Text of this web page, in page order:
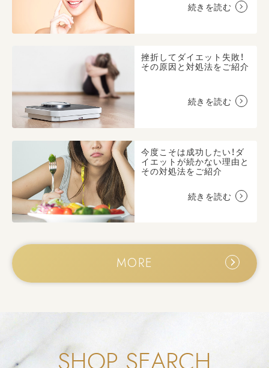
続きを読む
挫折してダイエット失敗！
その原因と対処法をご紹介
続きを読む
今度こそは成功したい！ダ
イエットが続かない理由と
その対処法をご紹介
続きを読む
MORE